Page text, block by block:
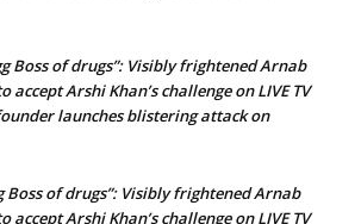
Boss of drugs”: Visibly frightened Arnab
accept Arshi Khan’s challenge on LIVE TV
launches blistering attack on
Boss of drugs”: Visibly frightened Arnab
accept Arshi Khan’s challenge on LIVE TV